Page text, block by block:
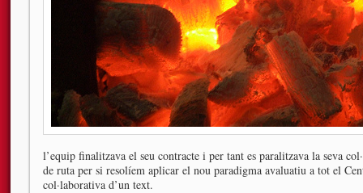
l’equip finalitzava el seu contracte i per tant es paralitzava la seva
de ruta per si resolíem aplicar el nou paradigma avaluatiu a tot el
col·laborativa d’un text.